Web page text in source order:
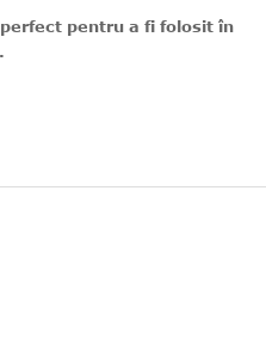
pentru a fi folosit în